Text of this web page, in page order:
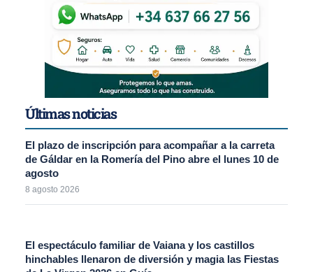
Últimas noticias
El plazo de inscripción para acompañar a la carreta
de Gáldar en la Romería del Pino abre el lunes 10 de
agosto
8 agosto 2026
El espectáculo familiar de Vaiana y los castillos
hinchables llenaron de diversión y magia las Fiestas